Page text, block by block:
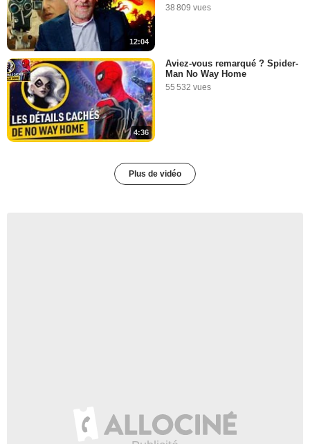
12:04
38 809 vues
4:36
Aviez-vous remarqué ? Spider-
Man No Way Home
55 532 vues
Plus de vidéo